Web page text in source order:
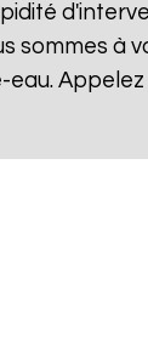
sommes à
eau. Appelez